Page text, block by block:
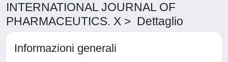
INTERNATIONAL JOURNAL OF
PHARMACEUTICS. X > Dettaglio
Informazioni generali